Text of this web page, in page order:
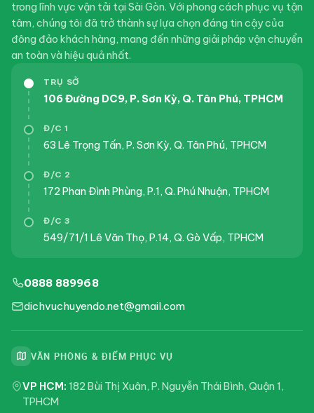
trong lĩnh vực vận tải tại Sài Gòn. Với phong cách phục vụ tận
tâm, chúng tôi đã trở thành sự lựa chọn đáng tin cậy của
đông đảo khách hàng, mang đến những giải pháp vận chuyển
an toàn và hiệu quả nhất.
TRỤ SỞ
106 Đường DC9, P. Sơn Kỳ, Q. Tân Phú, TPHCM
Đ/C 1
63 Lê Trọng Tấn, P. Sơn Kỳ, Q. Tân Phú, TPHCM
Đ/C 2
172 Phan Đình Phùng, P.1, Q. Phú Nhuận, TPHCM
Đ/C 3
549/71/1 Lê Văn Thọ, P.14, Q. Gò Vấp, TPHCM
0888 889968
dichvuchuyendo.net@gmail.com
VĂN PHÒNG & ĐIỂM PHỤC VỤ
VP HCM: 182 Bùi Thị Xuân, P. Nguyễn Thái Bình, Quận 1,
TPHCM